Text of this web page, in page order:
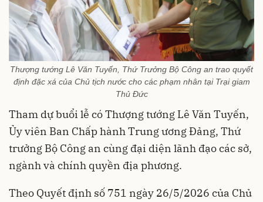
Thượng tướng Lê Văn Tuyến, Thứ Trưởng Bộ Công an trao quyết
định đặc xá của Chủ tịch nước cho các phạm nhân tại Trại giam
Thủ Đức
Tham dự buổi lễ có Thượng tướng Lê Văn Tuyến,
Ủy viên Ban Chấp hành Trung ương Đảng, Thứ
trưởng Bộ Công an cùng đại diện lãnh đạo các sở,
ngành và chính quyền địa phương.
Theo Quyết định số 751 ngày 26/5/2026 của Chủ